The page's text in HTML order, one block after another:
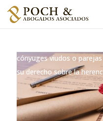
cónyuges viudos o
su derecho sobre la